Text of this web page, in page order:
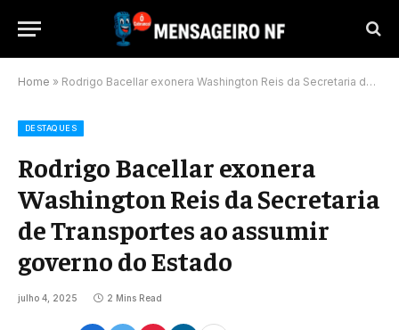
Home » Rodrigo Bacellar exonera Washington Reis da Secretaria de Transportes ao assumir governo do Estado
DESTAQUES
Rodrigo Bacellar exonera
Washington Reis da Secretaria
de Transportes ao assumir
governo do Estado
julho 4, 2025 2 Mins Read